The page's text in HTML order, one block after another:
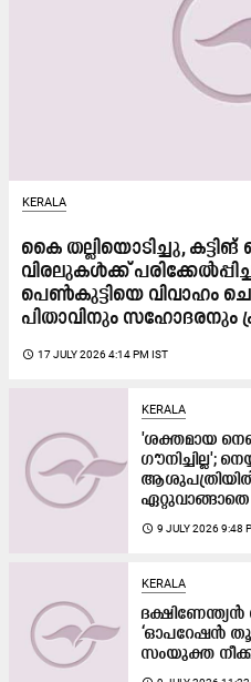
KERALA
കൈ തല്ലിയൊടിച്ചു, കട്ടിങ്
വിരലുകൾക്ക്
പെൺകുട്ടിയെ വിവാഹം
പിതാവിനും സഹോദരനും
access_time 17 JULY 2026 4:14 PM IST
KERALA
'ശക്തമായ
ഗൗനിച്ചില്ല';
ആശുപത്രിയിൽ
access_time 9 JULY 2026 9:48
KERALA
ദക്ഷിണേന്ത്യൻ
‘ഓപറേഷൻ
സംയുക്ത